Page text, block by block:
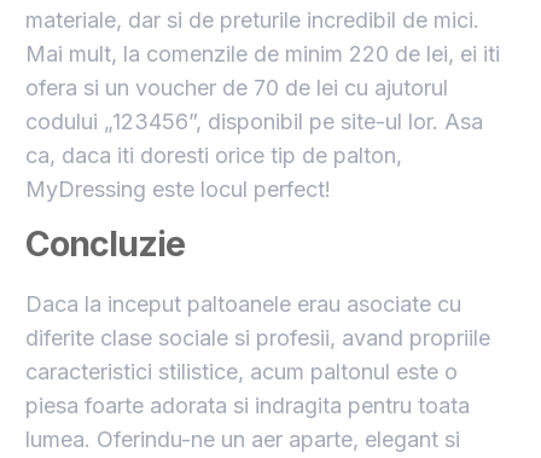
materiale, dar si de preturile incredibil de mici.
Mai mult, la comenzile de minim 220 de lei, ei iti
ofera si un voucher de 70 de lei cu ajutorul
codului „123456”, disponibil pe site-ul lor. Asa
ca, daca iti doresti orice tip de palton,
MyDressing este locul perfect!
Concluzie
Daca la inceput paltoanele erau asociate cu
diferite clase sociale si profesii, avand propriile
caracteristici stilistice, acum paltonul este o
piesa foarte adorata si indragita pentru toata
lumea. Oferindu-ne un aer aparte, elegant si